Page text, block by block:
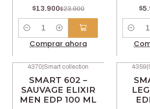
$13.900$23.900
Cantidad
Comprar ahora
Cantidad
4370|Smart collection
SMART 602 –
SAUVAGE ELIXIR
MEN EDP 100 ML
4359|